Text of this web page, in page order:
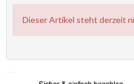
Dieser Artikel steht derzeit